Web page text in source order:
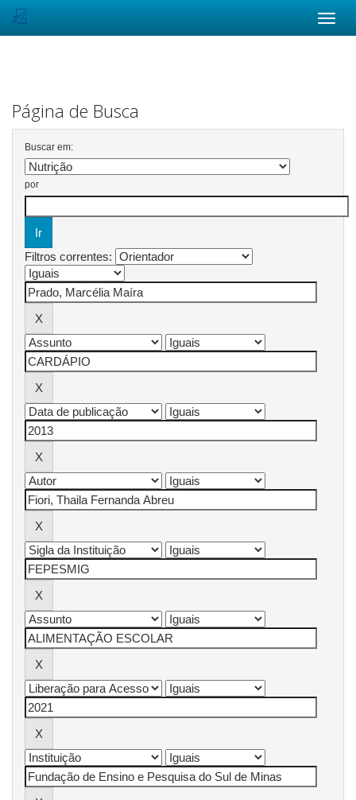
Página de Busca
Buscar em:
por
Filtros correntes: